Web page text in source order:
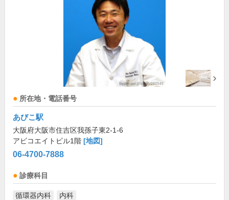
所在地・電話番号
あびこ駅
大阪府大阪市住吉区我孫子東2-1-6
アビコエイトビル1階 [地図]
06-4700-7888
診療科目
循環器内科 内科